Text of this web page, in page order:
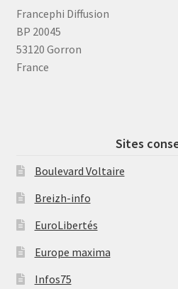
Francephi Diffusion
BP 20045
53120 Gorron
France
Sites
Boulevard Voltaire
Breizh-info
EuroLibertés
Europe maxima
Infos75